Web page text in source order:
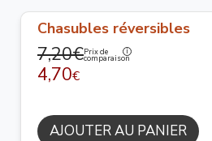
Chasubles réversibles
7,20€Prix de
comparaison
4,70€
AJOUTER AU PANIER